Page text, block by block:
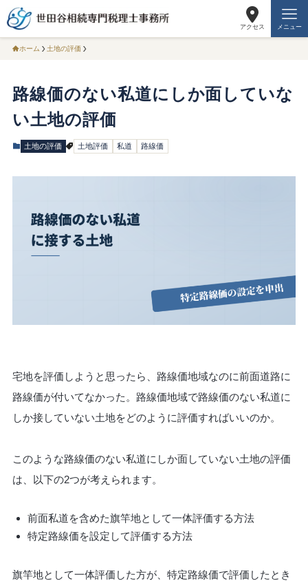
アクセス メニュー
ホーム 土地の評価
路線価のない私道にしか面していな
い土地の評価
土地の評価 土地評価 私道 路線価
宅地を評価しようと思ったら、路線価地域なのに前面道路に
路線価が付いてなかった。路線価地域で路線価のない私道に
しか接していない土地をどのように評価すればいいのか。
このような路線価のない私道にしか面していない土地の評価
は、以下の2つが考えられます。
前面私道を含めた旗竿地として一体評価する方法
特定路線価を設定して評価する方法
旗竿地として一体評価した方が、特定路線価で評価したとき